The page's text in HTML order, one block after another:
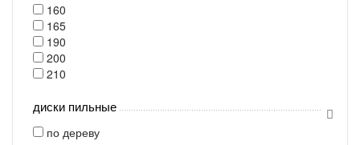
160
165
190
200
210
диски пильные
по дереву